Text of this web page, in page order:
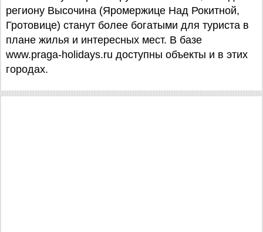
региону Высочина (Яромержице Над Рокитной,
Гротовице) станут более богатыми для туриста в
плане жилья и интересных мест. В базе
www.praga-holidays.ru доступны объекты и в этих
городах.